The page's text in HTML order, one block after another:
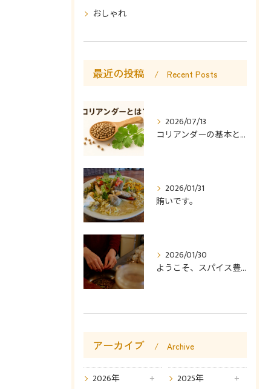
おしゃれ
最近の投稿 Recent Posts
2026/07/13
コリアンダーの基本と使い方
2026/01/31
賄いです。
2026/01/30
ようこそ、スパイス豊かなカレー食堂コモやんへ。
アーカイブ Archive
2026年
2025年